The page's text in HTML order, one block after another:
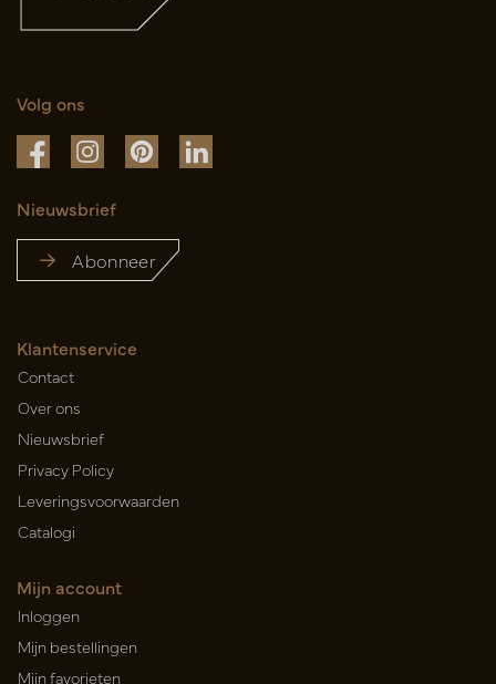
Volg ons
Nieuwsbrief
Abonneer
Klantenservice
Contact
Over ons
Nieuwsbrief
Privacy Policy
Leveringsvoorwaarden
Catalogi
Mijn account
Inloggen
Mijn bestellingen
Mijn favorieten